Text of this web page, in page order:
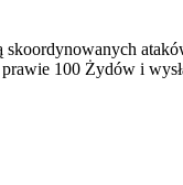
skoordynowanych
100 Żydów i